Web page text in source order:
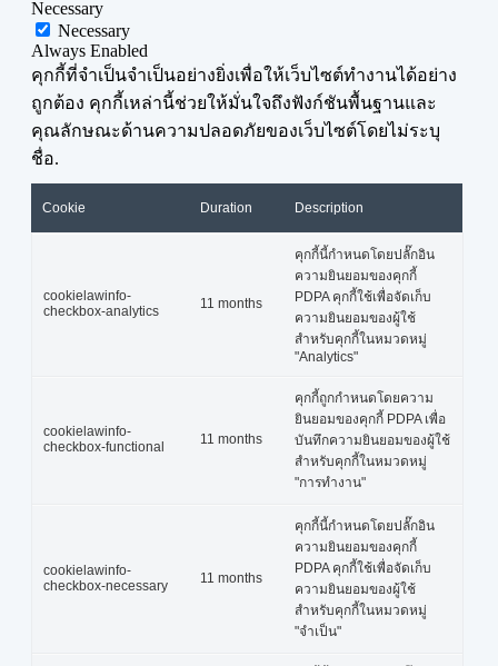
Necessary
Necessary
Always Enabled
คุกกี้ที่จำเป็นจำเป็นอย่างยิ่งเพื่อให้เว็บไซต์ทำงานได้อย่าง
ถูกต้อง คุกกี้เหล่านี้ช่วยให้มั่นใจถึงฟังก์ชันพื้นฐานและ
คุณลักษณะด้านความปลอดภัยของเว็บไซต์โดยไม่ระบุ
ชื่อ.
Cookie Duration Description
cookielawinfo-
checkbox-analytics
11 months
คุกกี้นี้กำหนดโดยปลั๊กอิน
ความยินยอมของคุกกี้
PDPA คุกกี้ใช้เพื่อจัดเก็บ
ความยินยอมของผู้ใช้
สำหรับคุกกี้ในหมวดหมู่
"Analytics"
cookielawinfo-
checkbox-functional
11 months
คุกกี้ถูกกำหนดโดยความ
ยินยอมของคุกกี้ PDPA เพื่อ
บันทึกความยินยอมของผู้ใช้
สำหรับคุกกี้ในหมวดหมู่
"การทำงาน"
cookielawinfo-
checkbox-necessary
11 months
คุกกี้นี้กำหนดโดยปลั๊กอิน
ความยินยอมของคุกกี้
PDPA คุกกี้ใช้เพื่อจัดเก็บ
ความยินยอมของผู้ใช้
สำหรับคุกกี้ในหมวดหมู่
"จำเป็น"